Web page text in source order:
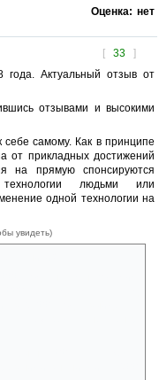
Оценка: нет
[ 33 ]
Актуальный отзыв от
отзывами и высокими
самому. Как в принципе
от прикладных достижений
на прямую спонсируются
людьми или
одной технологии на
увидеть)